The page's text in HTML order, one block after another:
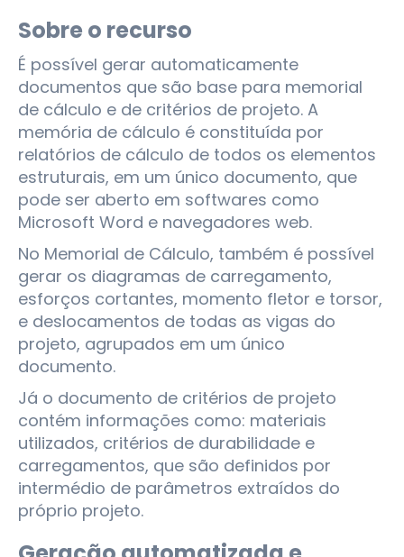
Sobre o recurso
É possível gerar automaticamente
documentos que são base para memorial
de cálculo e de critérios de projeto. A
memória de cálculo é constituída por
relatórios de cálculo de todos os elementos
estruturais, em um único documento, que
pode ser aberto em softwares como
Microsoft Word e navegadores web.
No Memorial de Cálculo, também é possível
gerar os diagramas de carregamento,
esforços cortantes, momento fletor e torsor,
e deslocamentos de todas as vigas do
projeto, agrupados em um único
documento.
Já o documento de critérios de projeto
contém informações como: materiais
utilizados, critérios de durabilidade e
carregamentos, que são definidos por
intermédio de parâmetros extraídos do
próprio projeto.